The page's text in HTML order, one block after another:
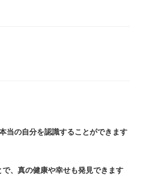
当の自分を認識することができます
、真の健康や幸せも発見できます